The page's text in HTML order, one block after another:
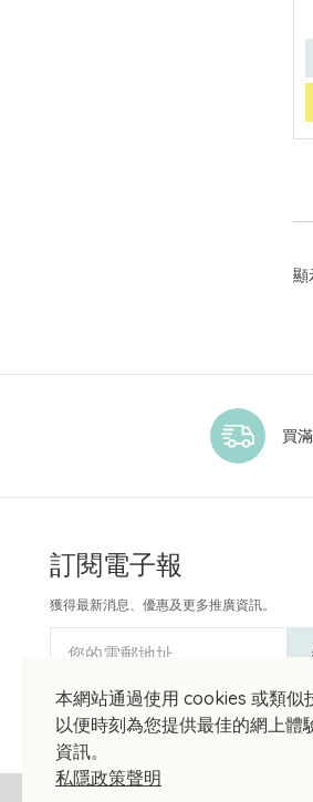
顯
本網站通過使用 cookies 或類似
以便時刻為您提供最佳的網上體
資訊。
私隱政策聲明
買
訂閱電子報
獲得最新消息、優惠及更多推廣資訊。
您的電郵地址